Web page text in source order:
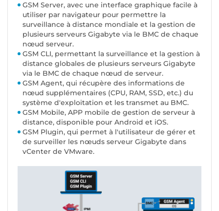
GSM Server, avec une interface graphique facile à
utiliser par navigateur pour permettre la
surveillance à distance mondiale et la gestion de
plusieurs serveurs Gigabyte via le BMC de chaque
nœud serveur.
GSM CLI, permettant la surveillance et la gestion à
distance globales de plusieurs serveurs Gigabyte
via le BMC de chaque nœud de serveur.
GSM Agent, qui récupère des informations de
nœud supplémentaires (CPU, RAM, SSD, etc.) du
système d'exploitation et les transmet au BMC.
GSM Mobile, APP mobile de gestion de serveur à
distance, disponible pour Android et iOS.
GSM Plugin, qui permet à l'utilisateur de gérer et
de surveiller les nœuds serveur Gigabyte dans
vCenter de VMware.